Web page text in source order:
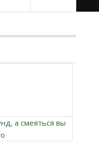
а смеяться вы